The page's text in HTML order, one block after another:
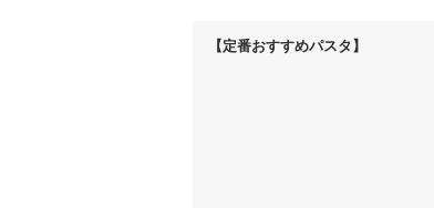
【定番おすすめパスタ】